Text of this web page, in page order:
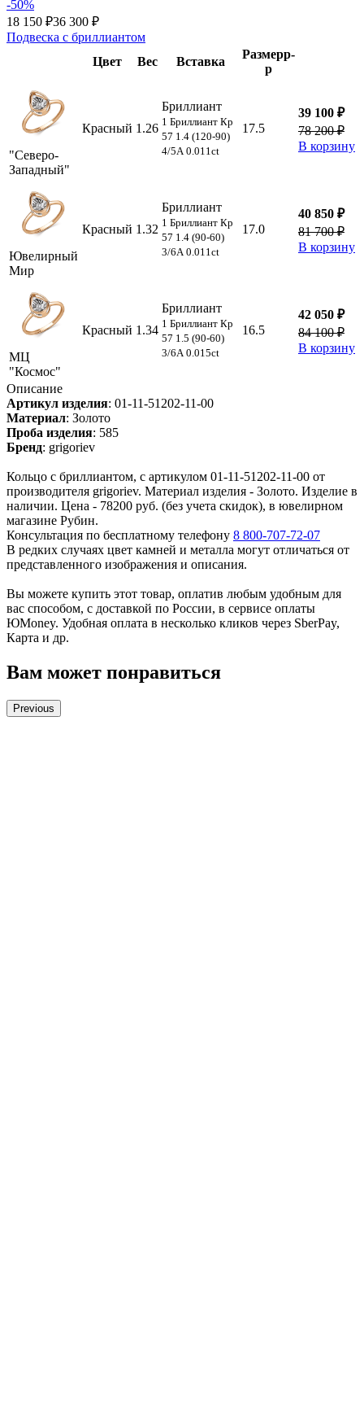
-50%
18 150 ₽36 300 ₽
Подвеска с бриллиантом
Цвет
Вес Вставка
Размерр-
р
"Северо-
Западный"
Красный 1.26
Бриллиант
1 Бриллиант Кр
57 1.4 (120-90)
4/5А 0.011ct
17.5
39 100 ₽
78 200 ₽
В корзину
Ювелирный
Мир
Красный 1.32
Бриллиант
1 Бриллиант Кр
57 1.4 (90-60)
3/6А 0.011ct
17.0
40 850 ₽
81 700 ₽
В корзину
МЦ
"Космос"
Красный 1.34
Бриллиант
1 Бриллиант Кр
57 1.5 (90-60)
3/6А 0.015ct
16.5
42 050 ₽
84 100 ₽
В корзину
Описание
Артикул изделия: 01-11-51202-11-00
Материал: Золото
Проба изделия: 585
Бренд: grigoriev
Кольцо с бриллиантом, с артикулом 01-11-51202-11-00 от
производителя grigoriev. Материал изделия - Золото. Изделие в
наличии. Цена - 78200 руб. (без учета скидок), в ювелирном
магазине Рубин.
Консультация по бесплатному телефону 8 800-707-72-07
В редких случаях цвет камней и металла могут отличаться от
представленного изображения и описания.
Вы можете купить этот товар, оплатив любым удобным для
вас способом, с доставкой по России, в сервисе оплаты
ЮMoney. Удобная оплата в несколько кликов через SberPay,
Карта и др.
Вам может понравиться
Previous